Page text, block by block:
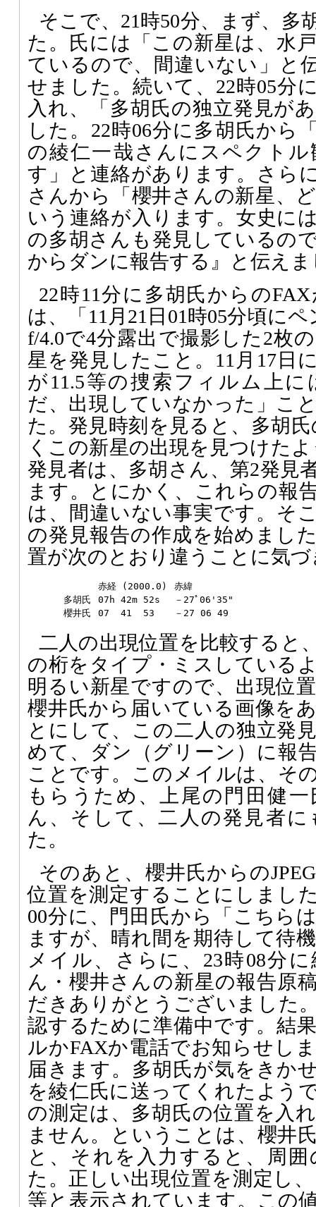
そこで、21時50分、まず、多
た。氏には「この新星は、水
ているので、間違いない」と
せました。続いて、22時05分
入れ、「多胡氏の独立発見が
した。22時06分に多胡氏から
の綾仁一哉さんにスペクト
す」と連絡があります。さら
さんから「櫻井さんの新星、
いう連絡が入ります。女史に
の多胡さんも発見しているの
からダンに報告する』と伝え
22時11分に多胡氏からの
は、「11月21日01時05分頃に
f/4.0で4分露出で撮影した2枚
星を発見したこと。11月17日
が11.5等の捜索フィルム上
だ、出現していなかった」こ
た。発見時刻を見ると、多胡
くこの新星の出現を見つけた
発見者は、多胡さん、第2発見
ます。とにかく、これらの報
は、間違いない事実です。そ
の発見報告の作成を始めまし
置が次のとおり違うことに気
赤経 (2000.0)
赤緯
多胡氏
07h 42m 52s
－27ﾟ06'35"
櫻井氏
07 41 53 －27 06 49
二人の出現位置を比較すると
の桁をタイプ・ミスしている
明るい新星ですので、出現位
櫻井氏から届いている画像を
とにして、この二人の独立発
めて、ダン（グリーン）に報
ことです。このメイルは、そ
もらうため、上尾の門田健
ん、そして、二人の発見者
た。
そのあと、櫻井氏からの
位置を測定することにしまし
00分に、門田氏から「こちら
ますが、晴れ間を期待して待
メイル、さらに、23時08分
ん・櫻井さんの新星の報告原
だきありがとうございました
認するために準備中です。結
ルかFAXか電話でお知らせし
届きます。多胡氏が気をきか
を綾仁氏に送ってくれたよう
の測定は、多胡氏の位置を入
ません。ということは、櫻井
と、それを入力すると、周
た。正しい出現位置を測定し
等と表示されています。この